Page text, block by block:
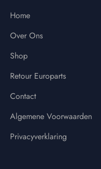
Home
Over Ons
Shop
Retour Europarts
Contact
Algemene Voorwaarden
Privacyverklaring